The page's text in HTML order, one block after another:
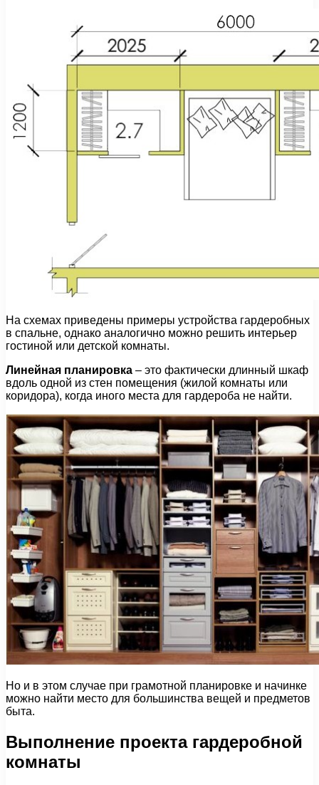
На схемах приведены примеры устройства гардеробных
в спальне, однако аналогично можно решить интерьер
гостиной или детской комнаты.
Линейная планировка – это фактически длинный шкаф
вдоль одной из стен помещения (жилой комнаты или
коридора), когда иного места для гардероба не найти.
Но и в этом случае при грамотной планировке и начинке
можно найти место для большинства вещей и предметов
быта.
Выполнение проекта гардеробной
комнаты